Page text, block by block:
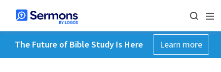
The Future of Bible Study Is Here Learn more